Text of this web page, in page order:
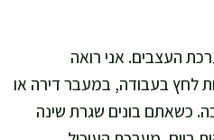
העצבים. אני רואה
לחץ בעבודה, במעבר דירה או
כשאתם בונים שגרת שינה